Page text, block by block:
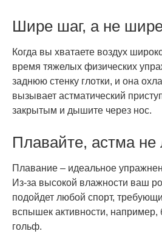
Шире шаг, а не
Когда вы хватаете воздух
время тяжелых физических
заднюю стенку глотки, и она
вызывает астматический
закрытым и дышите через нос.
Плавайте, астма
Плавание – идеальное
Из-за высокой влажности ваш
подойдет любой спорт,
вспышек активности, например,
гольф.